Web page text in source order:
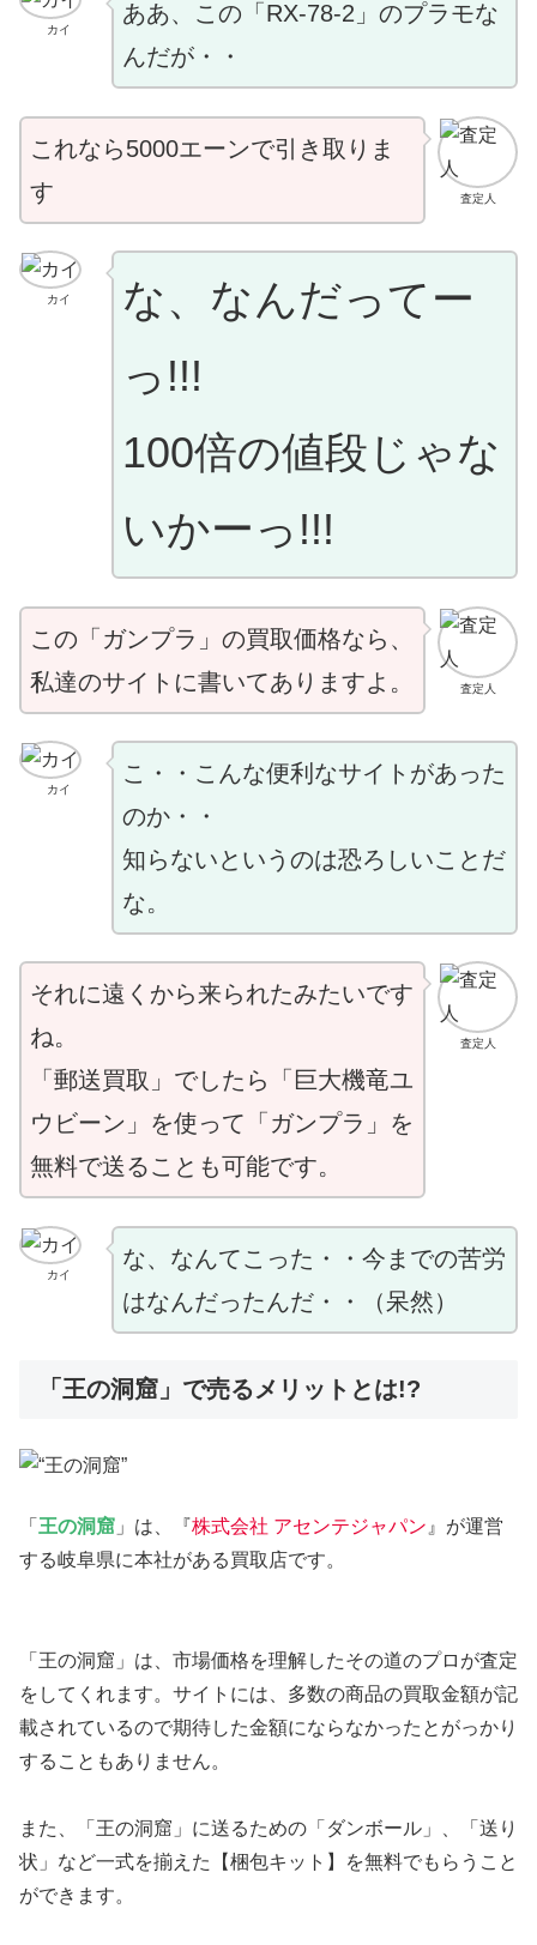
カイ
ああ、この「RX-78-2」のプラモな
んだが・・
査定人
これなら5000エーンで引き取りま
す
カイ
な、なんだってー
っ!!!
100倍の値段じゃな
いかーっ!!!
査定人
この「ガンプラ」の買取価格なら、
私達のサイトに書いてありますよ。
カイ
こ・・こんな便利なサイトがあった
のか・・
知らないというのは恐ろしいことだ
な。
査定人
それに遠くから来られたみたいです
ね。
「郵送買取」でしたら「巨大機竜ユ
ウビーン」を使って「ガンプラ」を
無料で送ることも可能です。
カイ
な、なんてこった・・今までの苦労
はなんだったんだ・・（呆然）
「王の洞窟」で売るメリットとは!?
「 王の洞窟 」は、『株式会社 アセンテジャパン 』が運営
する岐阜県に本社がある買取店です。
「王の洞窟」は、市場価格を理解したその道のプロが査定
をしてくれます。サイトには、多数の商品の買取金額が記
載されているので期待した金額にならなかったとがっかり
することもありません。
また、「王の洞窟」に送るための「ダンボール」、「送り
状」など一式を揃えた【梱包キット】を無料でもらうこと
ができます。